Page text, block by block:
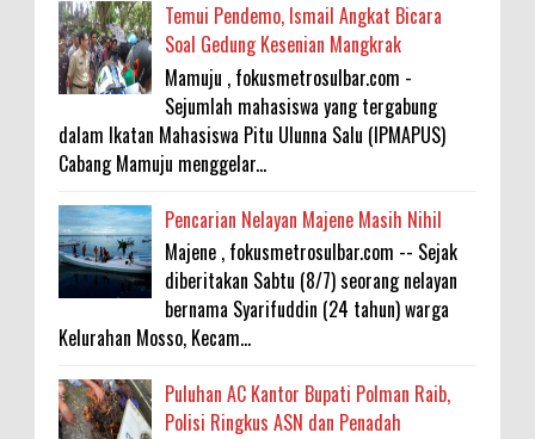
Temui Pendemo, Ismail Angkat Bicara
Soal Gedung Kesenian Mangkrak
Mamuju , fokusmetrosulbar.com -
Sejumlah mahasiswa yang tergabung
dalam Ikatan Mahasiswa Pitu Ulunna Salu (IPMAPUS)
Cabang Mamuju menggelar...
Pencarian Nelayan Majene Masih Nihil
Majene , fokusmetrosulbar.com -- Sejak
diberitakan Sabtu (8/7) seorang nelayan
bernama Syarifuddin (24 tahun) warga
Kelurahan Mosso, Kecam...
Puluhan AC Kantor Bupati Polman Raib,
Polisi Ringkus ASN dan Penadah